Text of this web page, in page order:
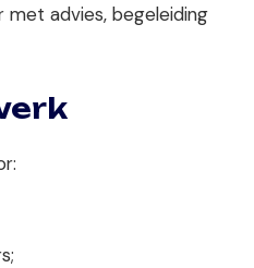
met advies, begeleiding